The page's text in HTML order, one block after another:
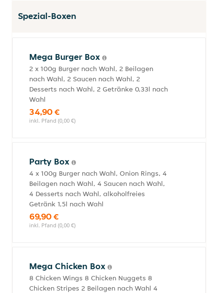
Spezial-Boxen
Mega Burger Box
2 x 100g Burger nach Wahl, 2 Beilagen
nach Wahl, 2 Saucen nach Wahl, 2
Desserts nach Wahl, 2 Getränke 0,33l nach
Wahl
34,90 €
inkl. Pfand (0,00 €)
Party Box
4 x 100g Burger nach Wahl, Onion Rings, 4
Beilagen nach Wahl, 4 Saucen nach Wahl,
4 Desserts nach Wahl, alkoholfreies
Getränk 1,5l nach Wahl
69,90 €
inkl. Pfand (0,00 €)
Mega Chicken Box
8 Chicken Wings 8 Chicken Nuggets 8
Chicken Stripes 2 Beilagen nach Wahl 4